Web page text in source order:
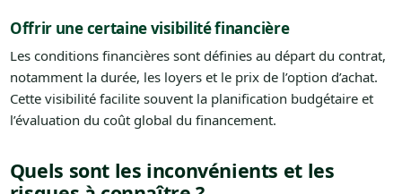
Offrir une certaine visibilité financière
Les conditions financières sont définies au départ du contrat,
notamment la durée, les loyers et le prix de l’option d’achat.
Cette visibilité facilite souvent la planification budgétaire et
l’évaluation du coût global du financement.
Quels sont les inconvénients et les